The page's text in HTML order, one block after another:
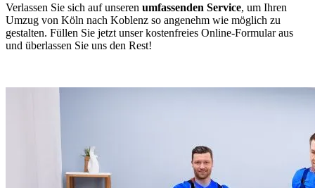
Verlassen Sie sich auf unseren umfassenden Service, um Ihren
Umzug von Köln nach Koblenz so angenehm wie möglich zu
gestalten. Füllen Sie jetzt unser kostenfreies Online-Formular aus
und überlassen Sie uns den Rest!